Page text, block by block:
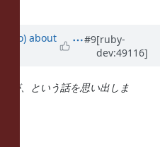
about
#9[ruby-
dev:49116]
が、という話を思い出しま